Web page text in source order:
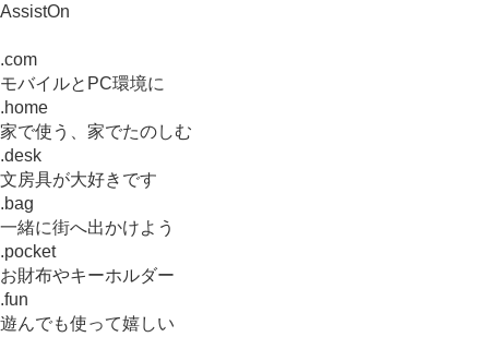
AssistOn
.com
モバイルとPC環境に
.home
家で使う、家でたのしむ
.desk
文房具が大好きです
.bag
一緒に街へ出かけよう
.pocket
お財布やキーホルダー
.fun
遊んでも使って嬉しい